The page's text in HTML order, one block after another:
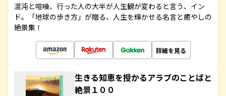
混沌と喧噪、行った人の大半が人生観が変わると言う、イン
ド。「地球の歩き方」が贈る、人生を輝かせる名言と癒やしの
絶景集！
詳細を見る
生きる知恵を授かるアラブのことばと
絶景１００